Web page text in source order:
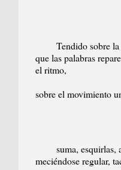
Tendido sobre la
que las palabras
el ritmo,
sobre el movimiento
suma, esquirlas,
meciéndose regular,